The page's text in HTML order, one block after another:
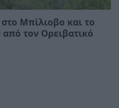
Μπίλιοβο και το
τον Ορειβατικό